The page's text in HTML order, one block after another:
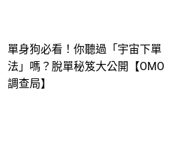
單身狗必看！你聽過「宇宙下單
法」嗎？脫單秘笈大公開【OMO
調查局】